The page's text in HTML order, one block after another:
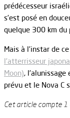
prédécesseur
s’est posé en
quelque 300 km du
Mais à l’instar de
l’atterrisseur
Moon),
prévu et le Nova C
Cet article compte